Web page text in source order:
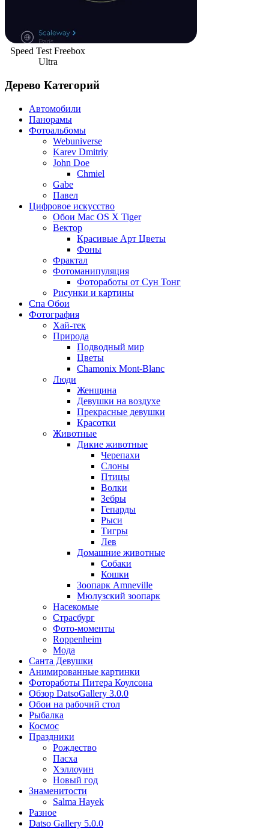
Speed Test Freebox
Ultra
Дерево Категорий
Автомобили
Панорамы
Фотоальбомы
Webuniverse
Karev Dmitriy
John Doe
Chmiel
Gabe
Павел
Цифровое искусство
Обои Mac OS X Tiger
Вектор
Красивые Арт Цветы
Фоны
Фрактал
Фотоманипуляция
Фотоработы от Сун Тонг
Рисунки и картины
Спа Обои
Фотография
Хай-тек
Природа
Подводный мир
Цветы
Chamonix Mont-Blanc
Люди
Женщина
Девушки на воздухе
Прекрасные девушки
Красотки
Животные
Дикие животные
Черепахи
Слоны
Птицы
Волки
Зебры
Гепарды
Рыси
Тигры
Лев
Домашние животные
Собаки
Кошки
Зоопарк Amneville
Мюлузский зоопарк
Насекомые
Страсбург
Фото-моменты
Roppenheim
Мода
Санта Девушки
Aнимированные картинки
Фотоработы Питера Коулсона
Обзор DatsoGallery 3.0.0
Обои на рабочий стол
Рыбалка
Космос
Праздники
Рождество
Пасха
Хэллоуин
Новый год
Знаменитости
Salma Hayek
Разное
Datso Gallery 5.0.0